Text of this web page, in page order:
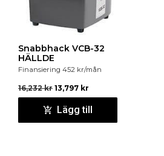
Snabbhack VCB-32
HÄLLDE
Finansiering 452 kr/mån
16,232kr 13,797 kr
Lägg till